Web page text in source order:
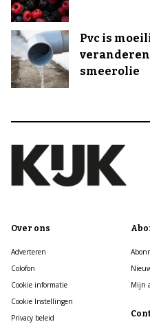
Pvc is
smeerolie
Over ons
Adverteren
Colofon
Cookie informatie
Cookie Instellingen
Privacy beleid
Mijn